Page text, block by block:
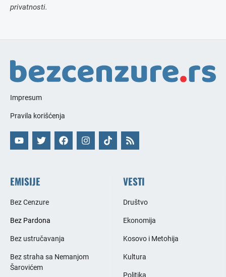
privatnosti.
Impresum
Pravila korišćenja
EMISIJE
Bez Cenzure
Bez Pardona
Bez ustručavanja
Bez straha sa Nemanjom
Šarovićem
VESTI
Društvo
Ekonomija
Kosovo i Metohija
Kultura
Politika